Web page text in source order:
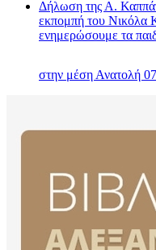
Δήλωση της Α.
εκπομπή του Νικόλα
ενημερώσουμε τα
στην μέση Ανατολή